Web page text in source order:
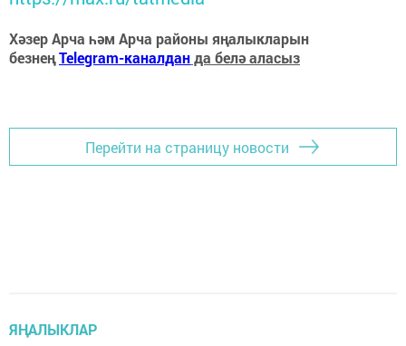
Хәзер Арча һәм Арча районы яңалыкларын
безнеңTelegram-каналданда белә аласыз
Перейти на страницу новости
ЯҢАЛЫКЛАР